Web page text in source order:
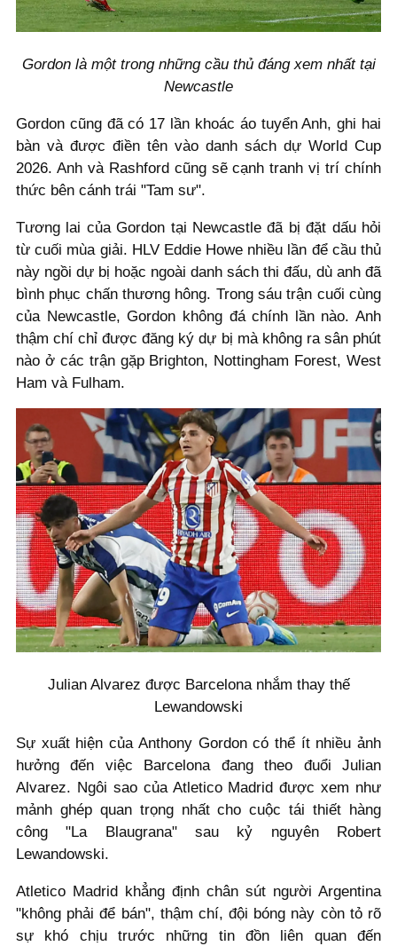
Gordon là một trong những cầu thủ đáng xem nhất tại
Newcastle
Gordon cũng đã có 17 lần khoác áo tuyển Anh, ghi hai
bàn và được điền tên vào danh sách dự World Cup
2026. Anh và Rashford cũng sẽ cạnh tranh vị trí chính
thức bên cánh trái "Tam sư".
Tương lai của Gordon tại Newcastle đã bị đặt dấu hỏi
từ cuối mùa giải. HLV Eddie Howe nhiều lần để cầu thủ
này ngồi dự bị hoặc ngoài danh sách thi đấu, dù anh đã
bình phục chấn thương hông. Trong sáu trận cuối cùng
của Newcastle, Gordon không đá chính lần nào. Anh
thậm chí chỉ được đăng ký dự bị mà không ra sân phút
nào ở các trận gặp Brighton, Nottingham Forest, West
Ham và Fulham.
Julian Alvarez được Barcelona nhắm thay thế
Lewandowski
Sự xuất hiện của Anthony Gordon có thể ít nhiều ảnh
hưởng đến việc Barcelona đang theo đuổi Julian
Alvarez. Ngôi sao của Atletico Madrid được xem như
mảnh ghép quan trọng nhất cho cuộc tái thiết hàng
công "La Blaugrana" sau kỷ nguyên Robert
Lewandowski.
Atletico Madrid khẳng định chân sút người Argentina
"không phải để bán", thậm chí, đội bóng này còn tỏ rõ
sự khó chịu trước những tin đồn liên quan đến